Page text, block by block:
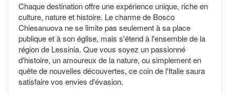
Chaque destination offre une expérience unique, riche en
culture, nature et histoire. Le charme de Bosco
Chiesanuova ne se limite pas seulement à sa place
publique et à son église, mais s'étend à l'ensemble de la
région de Lessinia. Que vous soyez un passionné
d'histoire, un amoureux de la nature, ou simplement en
quête de nouvelles découvertes, ce coin de l'Italie saura
satisfaire vos envies d'évasion.